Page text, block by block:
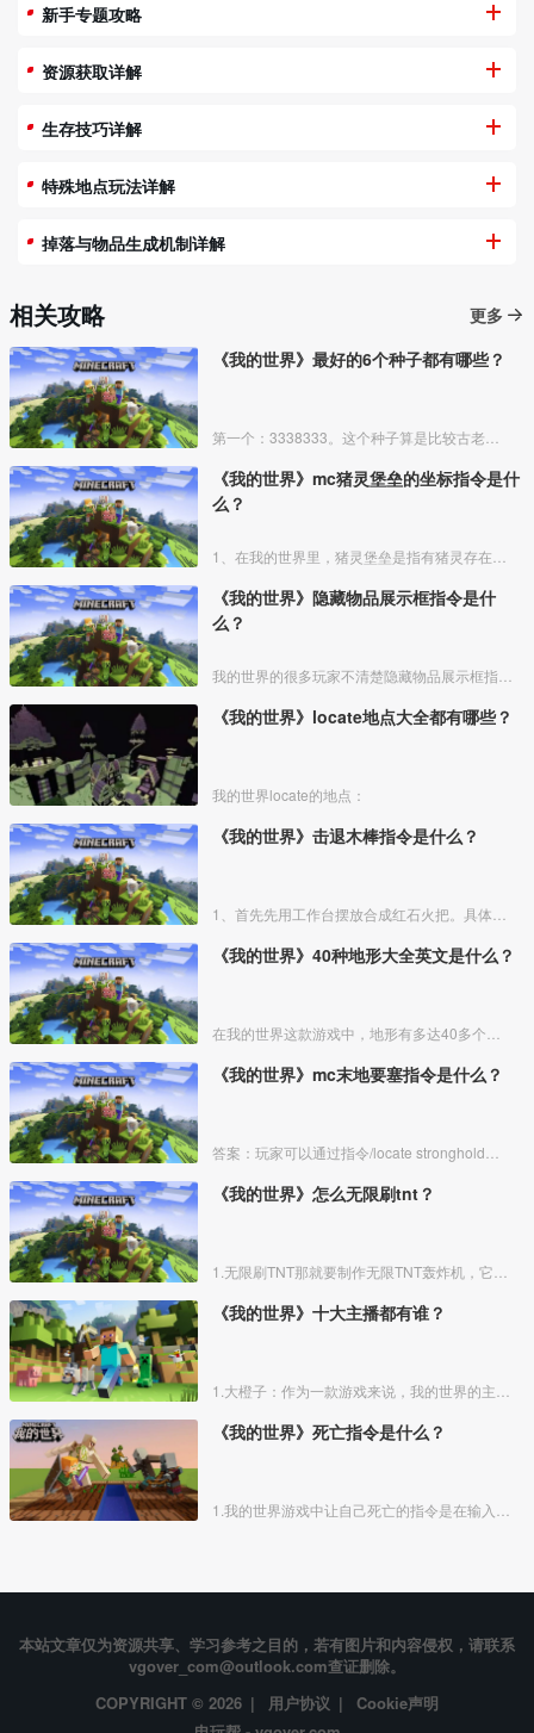
新手专题攻略
资源获取详解
生存技巧详解
特殊地点玩法详解
掉落与物品生成机制详解
相关攻略
更多
《我的世界》最好的6个种子都有哪些？
《我的世界》mc猪灵堡垒的坐标指令是什
么？
《我的世界》隐藏物品展示框指令是什
么？
《我的世界》locate地点大全都有哪些？
我的世界locate的地点：
《我的世界》击退木棒指令是什么？
《我的世界》40种地形大全英文是什么？
《我的世界》mc末地要塞指令是什么？
《我的世界》怎么无限刷tnt？
《我的世界》十大主播都有谁？
《我的世界》死亡指令是什么？
本站文章仅为资源共享、学习参考之目的，若有图片和内容侵权，请联系
vgover_com@outlook.com查证删除。
COPYRIGHT © 2026 |
用户协议 | Cookie声明